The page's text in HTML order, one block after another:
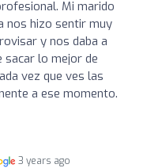
Mi marido
nos hizo sentir muy
y nos daba a
sacar lo mejor de
vez que ves las
a ese momento.
3 years ago